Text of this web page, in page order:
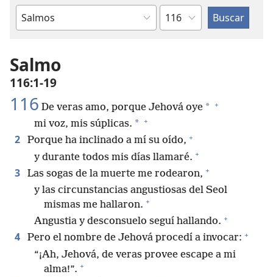
Libro
la
Biblia
Capítulo
Salmo
116:1-19
116 De veras amo, porque Jehová oye * +
mi voz, mis súplicas. * +
2 Porque ha inclinado a mí su oído, +
y durante todos mis días llamaré. +
3 Las sogas de la muerte me rodearon, +
y las circunstancias angustiosas del Seol
mismas me hallaron. +
Angustia y desconsuelo seguí hallando. +
4 Pero el nombre de Jehová procedí a invocar: +
“¡Ah, Jehová, de veras provee escape a mi
alma!”. +